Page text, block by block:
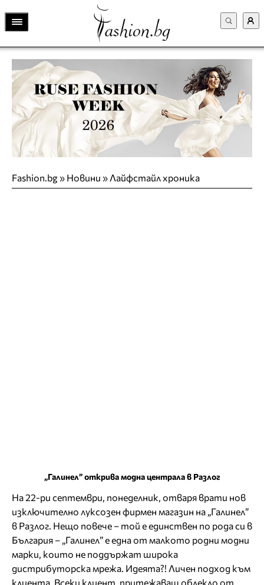
Fashion.bg» Новини » Лайфстайл хроника
„Галинел” открива модна централа в Разлог
На 22-ри септември, понеделник, отваря врати нов
изключително луксозен фирмен магазин на „Галинел”
в Разлог. Нещо повече – той е единствен по рода си в
България – „Галинел” е една от малкото родни модни
марки, които не поддържат широка
дистрибуторска мрежа. Идеята?! Личен подход към
клиента. Всеки клиент, притежаващ облекло от